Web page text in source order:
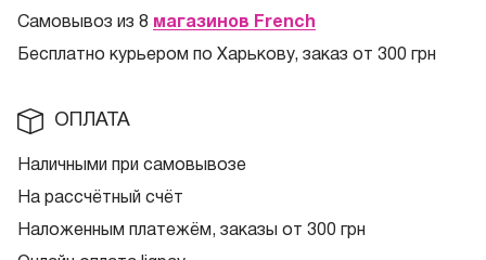
Самовывоз из 8 магазинов French
Бесплатно курьером по Харькову, заказ от 300 грн
ОПЛАТА
Наличными при самовывозе
На рассчётный счёт
Наложенным платежём, заказы от 300 грн